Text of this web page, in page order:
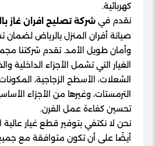
كهربائية.
نقدم في شركة تصليح افران غاز
صيانة أفران المنزل بالرياض لضمان
وأمان طويل الأمد. تقدم شركتنا
الغيار التي تشمل الأجزاء الداخلية
الشعلات، الأسطح الزجاجية،
الترمستات، وغيرها من الأجزاء
تحسين كفاءة عمل الفرن.
نحن لا نكتفي بتوفير قطع غيار
أيضًا على أن تكون متوافقة مع جميع